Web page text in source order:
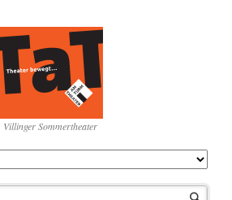
Villinger Sommertheater